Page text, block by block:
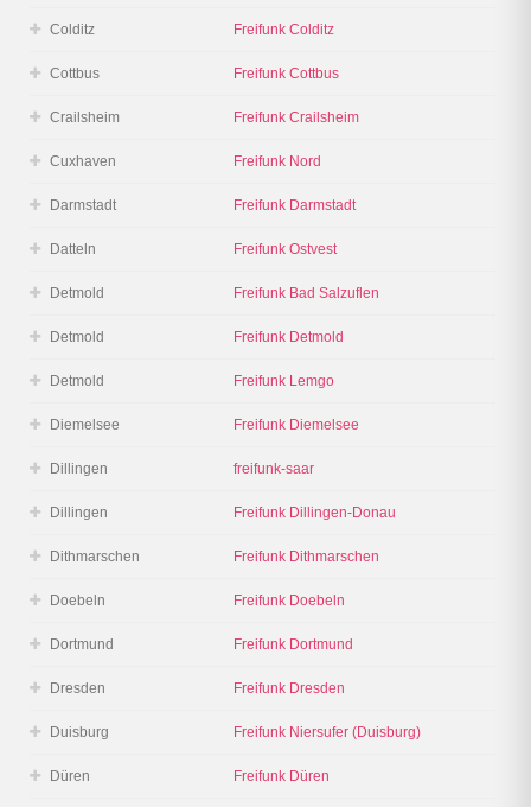
Colditz Freifunk Colditz
Cottbus Freifunk Cottbus
Crailsheim Freifunk Crailsheim
Cuxhaven Freifunk Nord
Darmstadt Freifunk Darmstadt
Datteln Freifunk Ostvest
Detmold Freifunk Bad Salzuflen
Detmold Freifunk Detmold
Detmold Freifunk Lemgo
Diemelsee Freifunk Diemelsee
Dillingen freifunk-saar
Dillingen Freifunk Dillingen-Donau
Dithmarschen Freifunk Dithmarschen
Doebeln Freifunk Doebeln
Dortmund Freifunk Dortmund
Dresden Freifunk Dresden
Duisburg Freifunk Niersufer (Duisburg)
Düren Freifunk Düren